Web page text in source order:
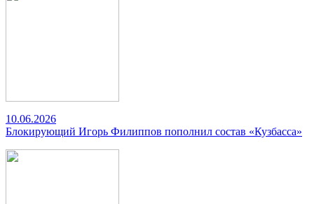
10.06.2026
Блокирующий Игорь Филиппов пополнил состав «Кузбасса»